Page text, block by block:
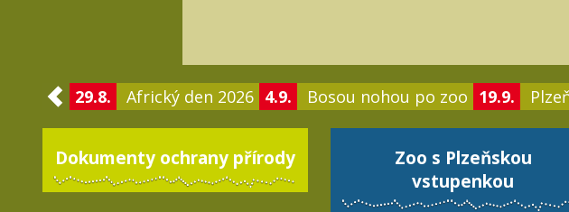
29.8. Africký den 2026 4.9. Bosou nohou po zoo 19.9.
Dokumenty ochrany přírody
Zoo s Plzeňskou
vstupenkou